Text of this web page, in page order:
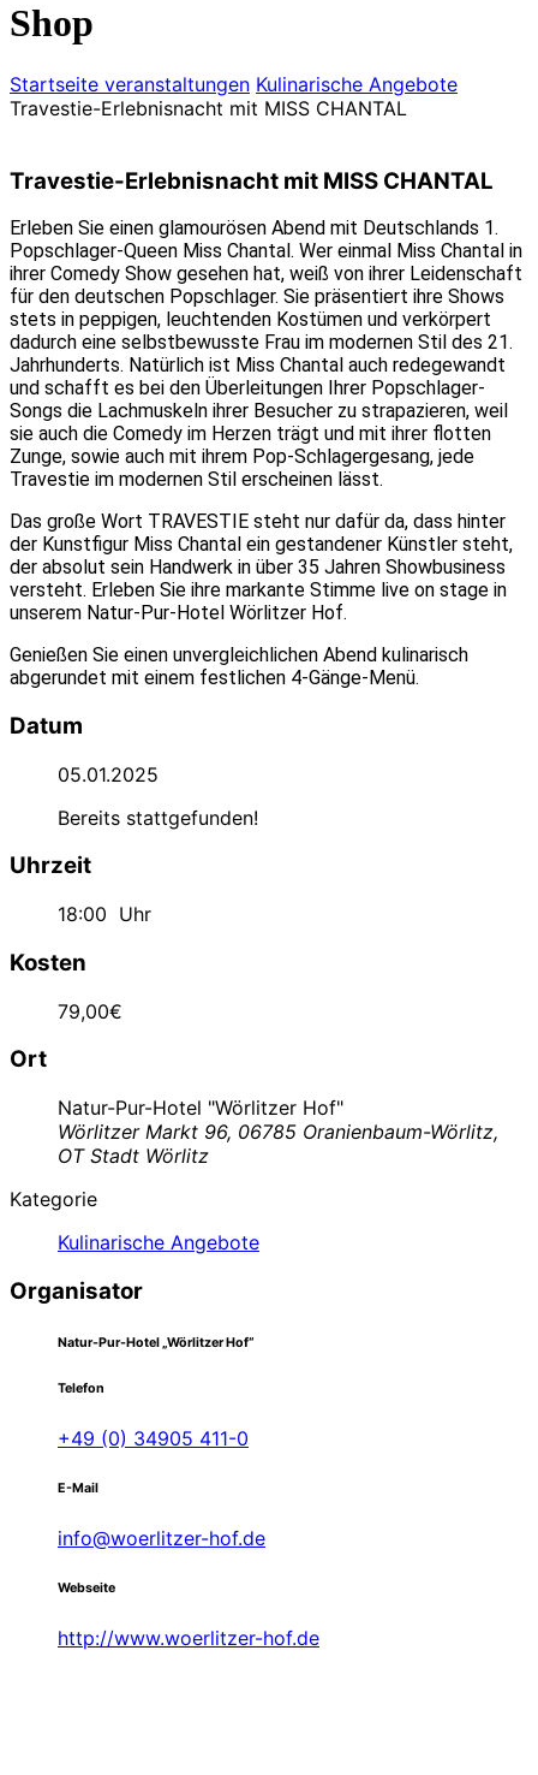
Shop
Startseite veranstaltungen Kulinarische Angebote
Travestie-Erlebnisnacht mit MISS CHANTAL
Travestie-Erlebnisnacht mit MISS CHANTAL
Erleben Sie einen glamourösen Abend mit Deutschlands 1.
Popschlager-Queen Miss Chantal. Wer einmal Miss Chantal in
ihrer Comedy Show gesehen hat, weiß von ihrer Leidenschaft
für den deutschen Popschlager. Sie präsentiert ihre Shows
stets in peppigen, leuchtenden Kostümen und verkörpert
dadurch eine selbstbewusste Frau im modernen Stil des 21.
Jahrhunderts. Natürlich ist Miss Chantal auch redegewandt
und schafft es bei den Überleitungen Ihrer Popschlager-
Songs die Lachmuskeln ihrer Besucher zu strapazieren, weil
sie auch die Comedy im Herzen trägt und mit ihrer flotten
Zunge, sowie auch mit ihrem Pop-Schlagergesang, jede
Travestie im modernen Stil erscheinen lässt.
Das große Wort TRAVESTIE steht nur dafür da, dass hinter
der Kunstfigur Miss Chantal ein gestandener Künstler steht,
der absolut sein Handwerk in über 35 Jahren Showbusiness
versteht. Erleben Sie ihre markante Stimme live on stage in
unserem Natur-Pur-Hotel Wörlitzer Hof.
Genießen Sie einen unvergleichlichen Abend kulinarisch
abgerundet mit einem festlichen 4-Gänge-Menü.
Datum
05.01.2025
Bereits stattgefunden!
Uhrzeit
18:00 Uhr
Kosten
79,00€
Ort
Natur-Pur-Hotel "Wörlitzer Hof"
Wörlitzer Markt 96, 06785 Oranienbaum-Wörlitz,
OT Stadt Wörlitz
Kategorie
Kulinarische Angebote
Organisator
Natur-Pur-Hotel „Wörlitzer Hof“
Telefon
+49 (0) 34905 411-0
E-Mail
info@woerlitzer-hof.de
Webseite
http://www.woerlitzer-hof.de